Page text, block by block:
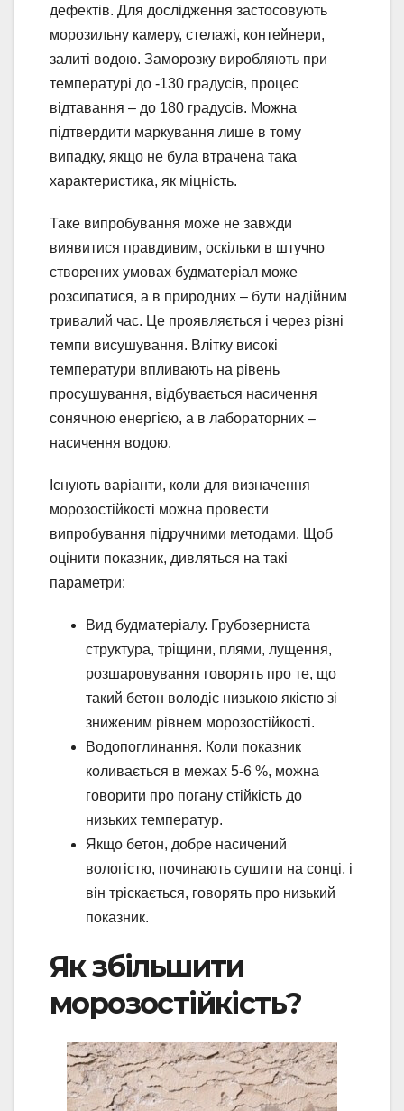
дефектів. Для дослідження застосовують
морозильну камеру, стелажі, контейнери,
залиті водою. Заморозку виробляють при
температурі до -130 градусів, процес
відтавання – до 180 градусів. Можна
підтвердити маркування лише в тому
випадку, якщо не була втрачена така
характеристика, як міцність.
Таке випробування може не завжди
виявитися правдивим, оскільки в штучно
створених умовах будматеріал може
розсипатися, а в природних – бути надійним
тривалий час. Це проявляється і через різні
темпи висушування. Влітку високі
температури впливають на рівень
просушування, відбувається насичення
сонячною енергією, а в лабораторних –
насичення водою.
Існують варіанти, коли для визначення
морозостійкості можна провести
випробування підручними методами. Щоб
оцінити показник, дивляться на такі
параметри:
Вид будматеріалу. Грубозерниста
структура, тріщини, плями, лущення,
розшаровування говорять про те, що
такий бетон володіє низькою якістю зі
зниженим рівнем морозостійкості.
Водопоглинання. Коли показник
коливається в межах 5-6 %, можна
говорити про погану стійкість до
низьких температур.
Якщо бетон, добре насичений
вологістю, починають сушити на сонці, і
він тріскається, говорять про низький
показник.
Як збільшити
морозостійкість?